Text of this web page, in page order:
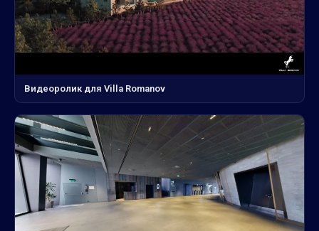
Видеоролик для Villa Romanov